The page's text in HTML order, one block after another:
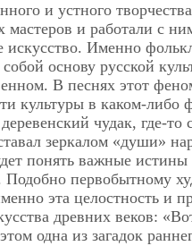
и устного
мастеров и работали с
искусство. Именно
основу русской
В песнях этот
культуры в каком-
чудак,
зеркалом «души»
понять важные
Подобно первобытному
эта целостность
древних веков:
одна из загадок